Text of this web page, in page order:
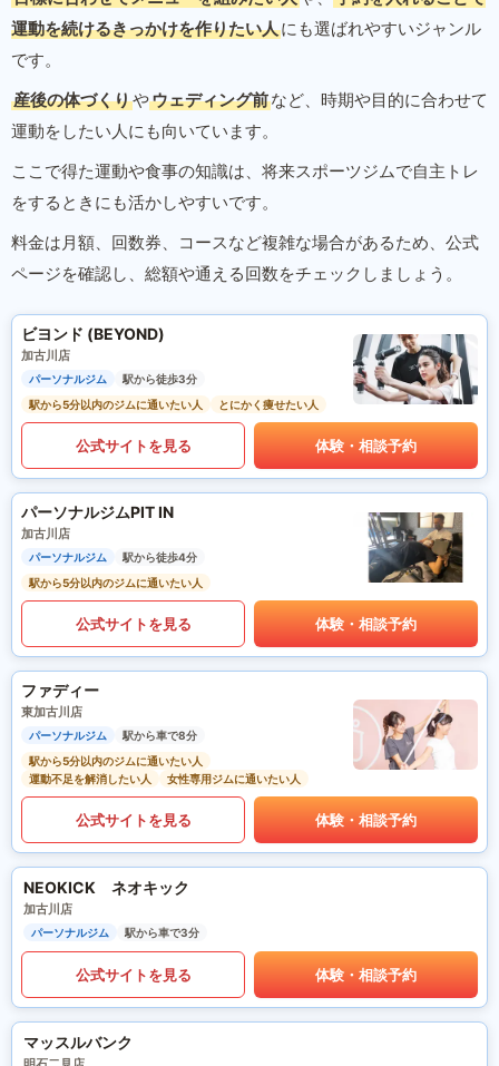
運動を続けるきっかけを作りたい人にも選ばれやすいジャンル
です。
産後の体づくりやウェディング前など、時期や目的に合わせて
運動をしたい人にも向いています。
ここで得た運動や食事の知識は、将来スポーツジムで自主トレ
をするときにも活かしやすいです。
料金は月額、回数券、コースなど複雑な場合があるため、公式
ページを確認し、総額や通える回数をチェックしましょう。
ビヨンド (BEYOND)
加古川店
パーソナルジム
駅から徒歩3分
駅から5分以内のジムに通いたい人
とにかく痩せたい人
公式サイトを見る 体験・相談予約
パーソナルジムPIT IN
加古川店
パーソナルジム
駅から徒歩4分
駅から5分以内のジムに通いたい人
公式サイトを見る 体験・相談予約
ファディー
東加古川店
パーソナルジム
駅から車で8分
駅から5分以内のジムに通いたい人
運動不足を解消したい人
女性専用ジムに通いたい人
公式サイトを見る 体験・相談予約
NEOKICK ネオキック
加古川店
パーソナルジム 駅から車で3分
公式サイトを見る 体験・相談予約
マッスルバンク